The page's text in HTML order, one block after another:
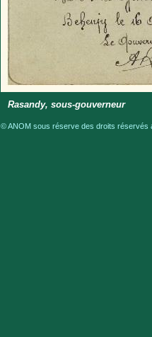
Rasandy, sous-gouverneur
© ANOM sous réserve des droits réservés